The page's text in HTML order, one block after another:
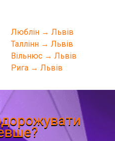
Люблін → Львів
Таллінн → Львів
Вільнюс → Львів
Рига → Львів